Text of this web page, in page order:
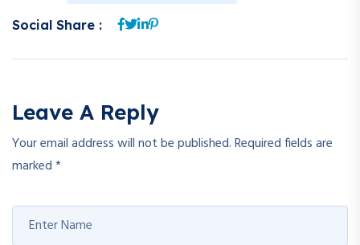
Social Share :
Leave A Reply
Your email address will not be published.Required fields are
marked*